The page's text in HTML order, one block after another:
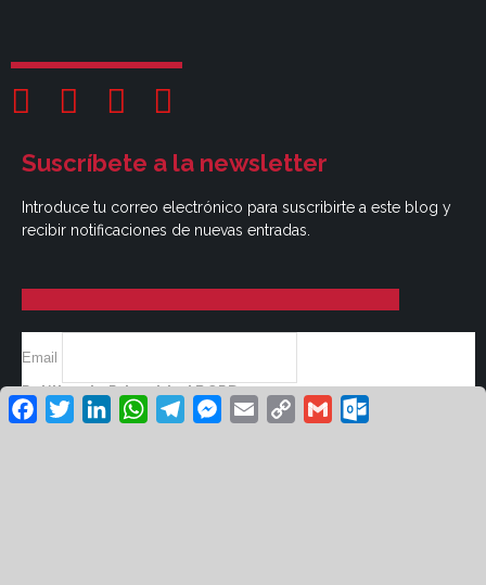
Suscríbete a la newsletter
Introduce tu correo electrónico para suscribirte a este blog y
recibir notificaciones de nuevas entradas.
Email
Política de Privacidad RGPD
Si, He Leído Y Aceptado
Facebook
TwitterLinkedInWhatsApp
Telegram
Messenger
EmailCopy
Link
Gmail